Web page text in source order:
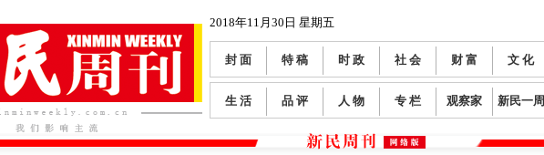
2018年11月30日 星期五
封 面 特 稿 时 政 社 会 财 富 文 化
生 活 品 评 人 物 专 栏 观察家 新民一周